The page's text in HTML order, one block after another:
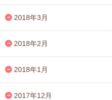
2018年3月
2018年2月
2018年1月
2017年12月